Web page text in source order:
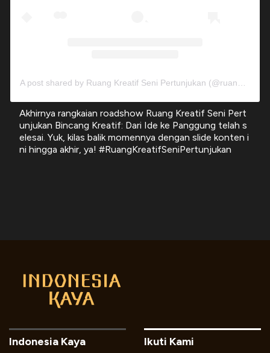
Akhirnya rangkaian roadshow Ruang Kreatif Seni Pert
unjukan Bincang Kreatif: Dari Ide ke Panggung telah s
elesai. Yuk, kilas balik momennya dengan slide konten i
ni hingga akhir, ya! #RuangKreatifSeniPertunjukan
Indonesia Kaya Ikuti Kami